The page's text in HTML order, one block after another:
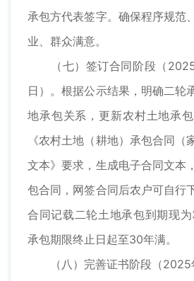
承包方代表签字。确保程序规范
业、群众满意。
（七）签订合同阶段（
日）。根据公示结果，明确二轮
地承包关系，更新农村土地承
《农村土地（耕地）承包合同（
文本》要求，生成电子合同文本
包合同，网签合同后农户可自行
合同记载二轮土地承包到期现
承包期限终止日起至30年满。
（八）完善证书阶段（2025